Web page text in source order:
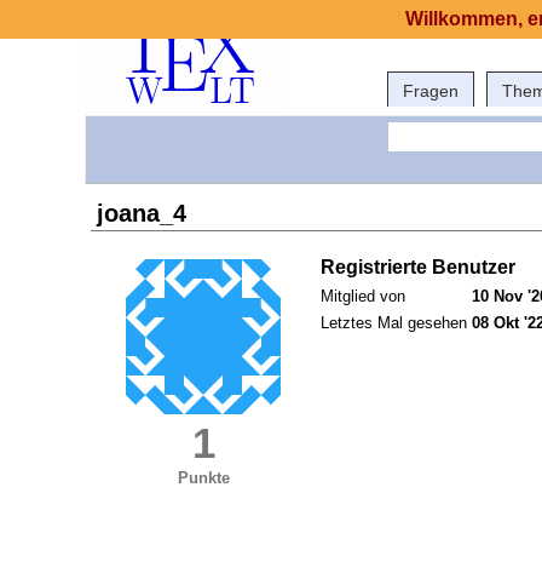
Fragen
joana_4
1
Punkte
Registrierte Benutzer
Mitglied von
10 Nov
Letztes Mal gesehen 08 Okt
Willkommen,